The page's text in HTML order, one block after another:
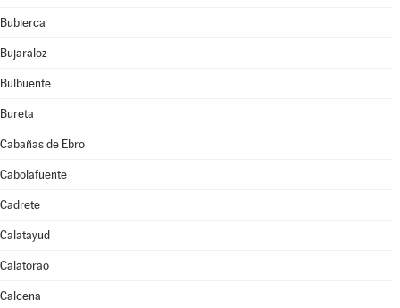
Bubierca
Bujaraloz
Bulbuente
Bureta
Cabañas de Ebro
Cabolafuente
Cadrete
Calatayud
Calatorao
Calcena